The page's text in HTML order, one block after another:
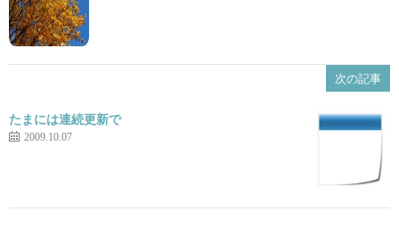
次の記事
たまには連続更新で
2009.10.07